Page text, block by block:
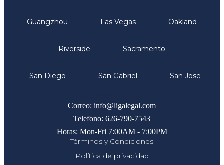
Guangzhou Las Vegas Oakland
Riverside Sacramento
San Diego San Gabriel San Jose
Correo: info@ligalegal.com
Telefono: 626-790-7543
Horas: Mon-Fri 7:00AM - 7:00PM
Términos y Condiciones
Política de privacidad